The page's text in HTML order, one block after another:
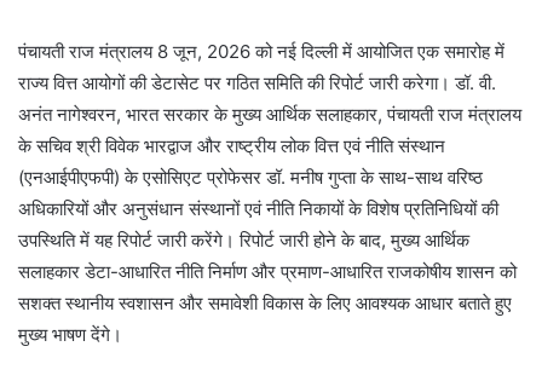
पंचायती राज मंत्रालय 8 जून, 2026 को नई दिल्ली में आयोजित एक समारोह में
राज्य वित्त आयोगों की डेटासेट पर गठित समिति की रिपोर्ट जारी करेगा। डॉ. वी.
अनंत नागेश्वरन, भारत सरकार के मुख्य आर्थिक सलाहकार, पंचायती राज मंत्रालय
के सचिव श्री विवेक भारद्वाज और राष्ट्रीय लोक वित्त एवं नीति संस्थान
(एनआईपीएफपी) के एसोसिएट प्रोफेसर डॉ. मनीष गुप्ता के साथ-साथ वरिष्ठ
अधिकारियों और अनुसंधान संस्थानों एवं नीति निकायों के विशेष प्रतिनिधियों की
उपस्थिति में यह रिपोर्ट जारी करेंगे। रिपोर्ट जारी होने के बाद, मुख्य आर्थिक
सलाहकार डेटा-आधारित नीति निर्माण और प्रमाण-आधारित राजकोषीय शासन को
सशक्त स्थानीय स्वशासन और समावेशी विकास के लिए आवश्यक आधार बताते हुए
मुख्य भाषण देंगे।